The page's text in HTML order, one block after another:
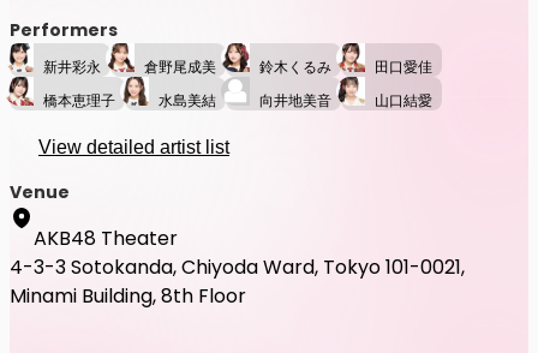
Performers
新井彩永 倉野尾成美 鈴木くるみ
田口愛佳
橋本恵理子
水島美結 向井地美音 山口結愛
View detailed artist list
Venue
AKB48 Theater
4-3-3 Sotokanda, Chiyoda Ward, Tokyo 101-0021,
Minami Building, 8th Floor